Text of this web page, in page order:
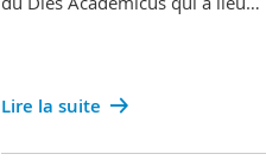
Lire la suite